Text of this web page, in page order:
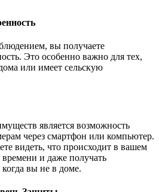
вы получаете
Это особенно важно для тех,
или имеет сельскую
является возможность
через смартфон или компьютер.
видеть, что происходит в вашем
и даже получать
вы не в доме.